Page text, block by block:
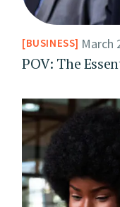
BUSINESS March
POV: The